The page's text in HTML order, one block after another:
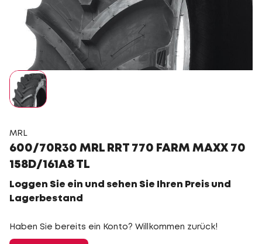
MRL
600/70R30 MRL RRT 770 FARM MAXX 70
158D/161A8 TL
Loggen Sie ein und sehen Sie Ihren Preis und
Lagerbestand
Haben Sie bereits ein Konto? Willkommen zurück!